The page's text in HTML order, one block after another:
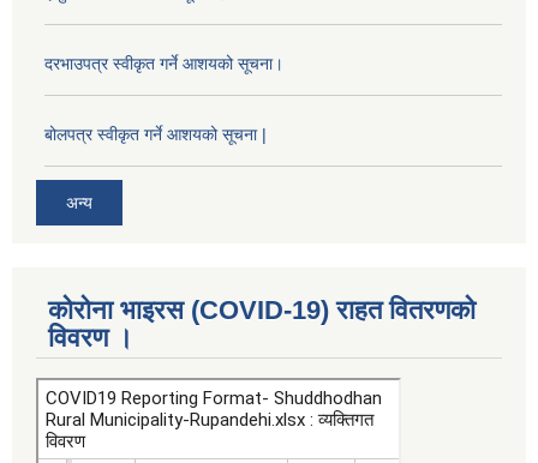
दरभाउपत्र स्वीकृत गर्ने आशयको सूचना।
बोलपत्र स्वीकृत गर्ने आशयको सूचना |
अन्य
कोरोना भाइरस (COVID-19) राहत वितरणको
विवरण ।